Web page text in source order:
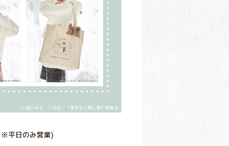
日のみ営業)